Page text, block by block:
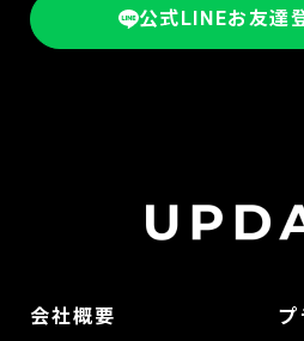
公式LINEお友達
会社概要 プ